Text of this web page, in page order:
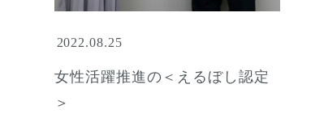
2022.08.25
女性活躍推進の＜えるぼし認定
＞